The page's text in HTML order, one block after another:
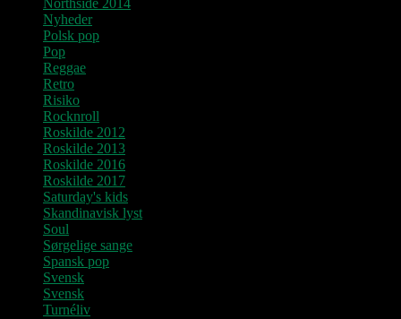
Northside 2014
Nyheder
Polsk pop
Pop
Reggae
Retro
Risiko
Rocknroll
Roskilde 2012
Roskilde 2013
Roskilde 2016
Roskilde 2017
Saturday's kids
Skandinavisk lyst
Soul
Sørgelige sange
Spansk pop
Svensk
Svensk
Turnéliv